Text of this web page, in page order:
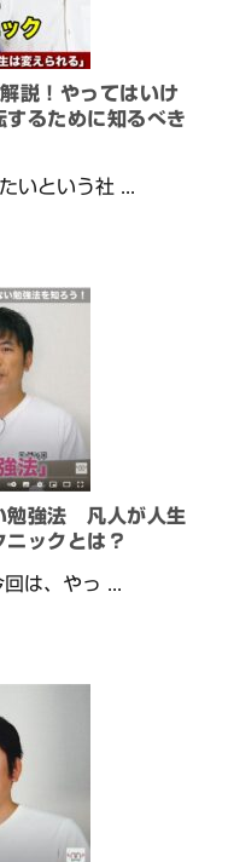
説！やってはいけ
るために知るべき
いという社 ...
勉強法 凡人が人生
ックとは？
は、やっ ...